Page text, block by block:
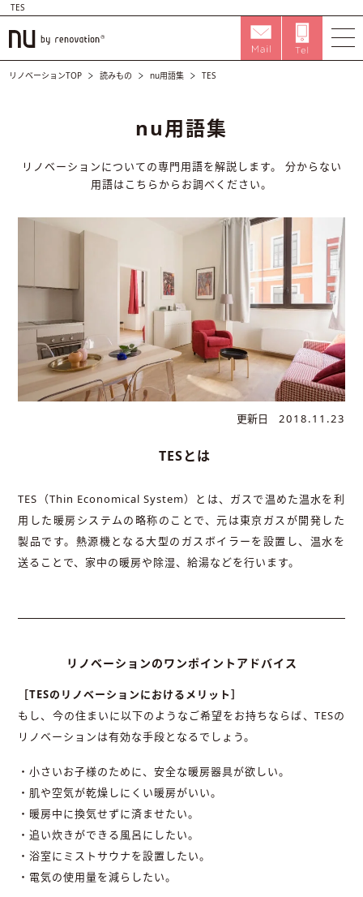
TES
リノベーションTOP 読みもの nu用語集 TES
nu用語集
リノベーションについての専門用語を解説します。
分からない
用語はこちらからお調べください。
更新日 2018.11.23
TESとは
TES （Thin Economical System）とは、ガスで温めた温水を利
用した暖房システムの略称のことで、元は東京ガスが開発した
製品です。熱源機となる大型のガスボイラーを設置し、温水を
送ることで、家中の暖房や除湿、給湯などを行います。
リノベーションのワンポイントアドバイス
［TESのリノベーションにおけるメリット］
もし、今の住まいに以下のようなご希望をお持ちならば、 TESの
リノベーションは有効な手段となるでしょう。
・小さいお子様のために、安全な暖房器具が欲しい。
・肌や空気が乾燥しにくい暖房がいい。
・暖房中に換気せずに済ませたい。
・追い炊きができる風呂にしたい。
・浴室にミストサウナを設置したい。
・電気の使用量を減らしたい。